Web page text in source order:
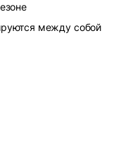
между собой